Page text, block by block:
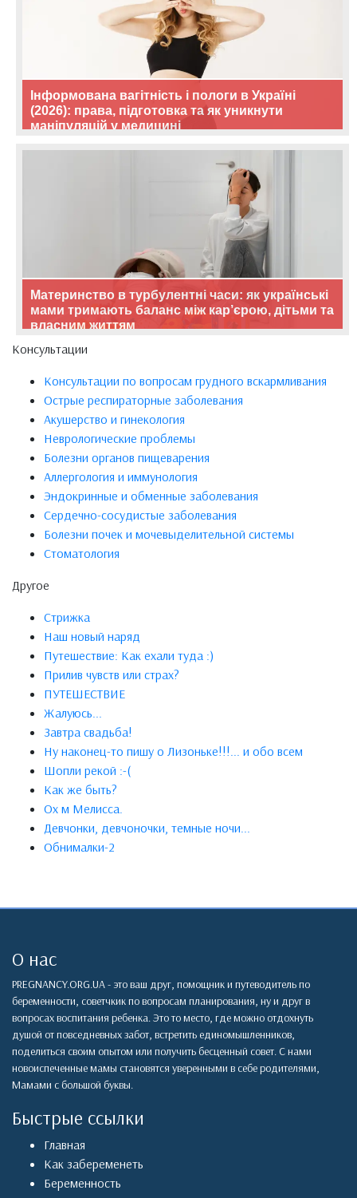
Інформована вагітність і пологи в Україні
(2026): права, підготовка та як уникнути
маніпуляцій у медицині
Материнство в турбулентні часи: як українські
мами тримають баланс між кар’єрою, дітьми та
власним життям
Консультации
Консультации по вопросам грудного вскармливания
Острые респираторные заболевания
Акушерство и гинекология
Неврологические проблемы
Болезни органов пищеварения
Аллергология и иммунология
Эндокринные и обменные заболевания
Сердечно-сосудистые заболевания
Болезни почек и мочевыделительной системы
Стоматология
Другое
Стрижка
Наш новый наряд
Путешествие: Как ехали туда :)
Прилив чувств или страх?
ПУТЕШЕСТВИЕ
Жалуюсь...
Завтра свадьба!
Ну наконец-то пишу о Лизоньке!!!... и обо всем
Шопли рекой :-(
Как же быть?
Ох м Мелисса.
Девчонки, девчоночки, темные ночи...
Обнималки-2
О нас
PREGNANCY.ORG.UA - это ваш друг, помощник и путеводитель по
беременности, советчкик по вопросам планирования, ну и друг в
вопросах воспитания ребенка. Это то место, где можно отдохнуть
душой от повседневных забот, встретить единомышленников,
поделиться своим опытом или получить бесценный совет. С нами
новоиспеченные мамы становятся уверенными в себе родителями,
Мамами с большой буквы.
Быстрые ссылки
Главная
Как забеременеть
Беременность